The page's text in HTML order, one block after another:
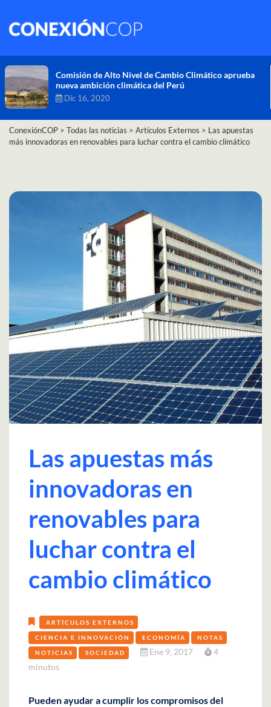
Comisión de Alto Nivel de Cambio Climático aprueba
nueva ambición climática del Perú
Dic 16, 2020
ConexiónCOP > Todas las noticias > Artículos Externos > Las apuestas
más innovadoras en renovables para luchar contra el cambio climático
Las apuestas más
innovadoras en
renovables para
luchar contra el
cambio climático
ARTÍCULOS EXTERNOS
CIENCIA E INNOVACIÓN ECONOMÍA NOTAS
NOTICIAS SOCIEDAD Ene 9, 2017
4
minutos
Pueden ayudar a cumplir los compromisos del